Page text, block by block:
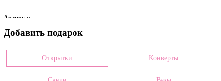
Артикул:
0003410
Цвет
Розовый
Добавить подарок
Открытки Конверты